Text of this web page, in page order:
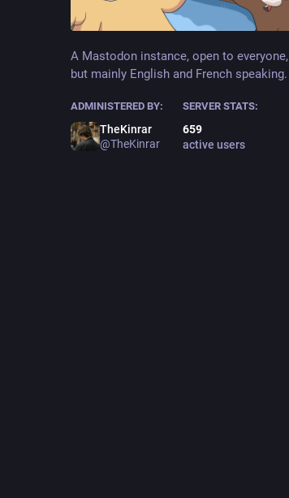
A Mastodon instance, open to everyone,
but mainly English and French speaking.
ADMINISTERED BY:
TheKinrar
@TheKinrar
SERVER STATS:
659
active users